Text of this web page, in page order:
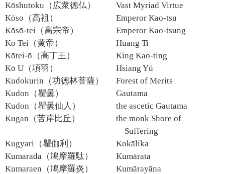
Kōshutoku（広衆徳仏）
Vast Myriad Virtue
Kōso（高祖）
Emperor Kao-tsu
Kōsō-tei（高宗帝）
Emperor Kao-tsung
Kō Tei（黄帝）
Huang Ti
Kōtei-ō（高丁王）
King Kao-ting
Kō U（項羽）
Hsiang Yü
Kudokurin（功徳林菩薩）
Forest of Merits
Kudon（瞿曇）
Gautama
Kudon（瞿曇仙人）
the ascetic Gautama
Kugan（苦岸比丘）
the monk Shore of
Suffering
Kugyari（瞿伽利）
Kokālika
Kumarada（鳩摩羅駄）
Kumārata
Kumaraen（鳩摩羅炎）
Kumārayāna